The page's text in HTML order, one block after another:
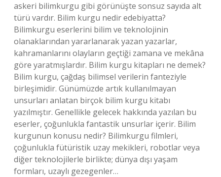
askeri bilimkurgu gibi görünüşte sonsuz sayıda alt
türü vardır. Bilim kurgu nedir edebiyatta?
Bilimkurgu eserlerini bilim ve teknolojinin
olanaklarından yararlanarak yazan yazarlar,
kahramanlarını olayların geçtiği zamana ve mekâna
göre yaratmışlardır. Bilim kurgu kitapları ne demek?
Bilim kurgu, çağdaş bilimsel verilerin fanteziyle
birleşimidir. Günümüzde artık kullanılmayan
unsurları anlatan birçok bilim kurgu kitabı
yazılmıştır. Genellikle gelecek hakkında yazılan bu
eserler, çoğunlukla fantastik unsurlar içerir. Bilim
kurgunun konusu nedir? Bilimkurgu filmleri,
çoğunlukla fütüristik uzay mekikleri, robotlar veya
diğer teknolojilerle birlikte; dünya dışı yaşam
formları, uzaylı gezegenler…